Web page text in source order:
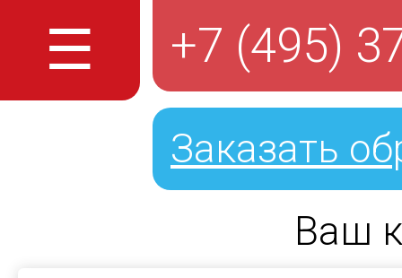
☰ +7 (495)
Заказать
Ваш